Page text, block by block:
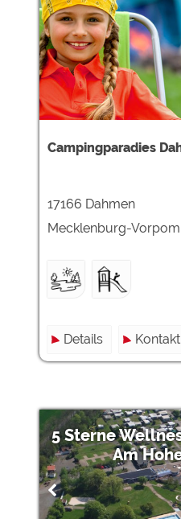
Campingparadies
17166 Dahmen
Mecklenburg-
Details Kontakt
5 Sterne
Am